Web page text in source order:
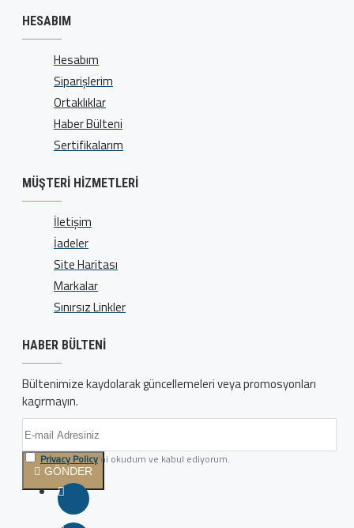
HESABIM
Hesabım
Siparişlerim
Ortaklıklar
Haber Bülteni
Sertifikalarım
MÜŞTERI HIZMETLERI
İletişim
İadeler
Site Haritası
Markalar
Sınırsız Linkler
HABER BÜLTENI
Bültenimize kaydolarak güncellemeleri veya promosyonları
kaçırmayın.
GÖNDER
Privacy Policy'ni okudum ve kabul ediyorum.